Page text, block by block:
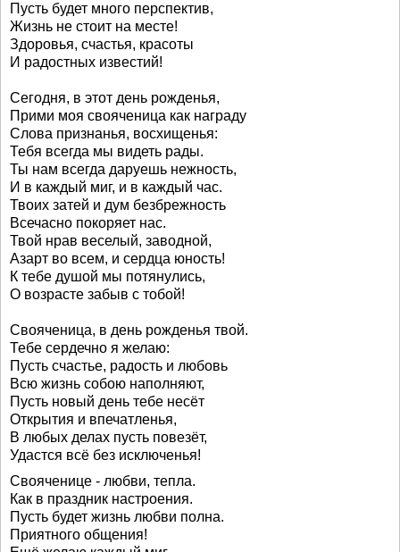
Пусть будет много перспектив,
Жизнь не стоит на месте!
Здоровья, счастья, красоты
И радостных известий!
Сегодня, в этот день рожденья,
Прими моя свояченица как награду
Слова признанья, восхищенья:
Тебя всегда мы видеть рады.
Ты нам всегда даруешь нежность,
И в каждый миг, и в каждый час.
Твоих затей и дум безбрежность
Всечасно покоряет нас.
Твой нрав веселый, заводной,
Азарт во всем, и сердца юность!
К тебе душой мы потянулись,
О возрасте забыв с тобой!
Свояченица, в день рожденья твой.
Тебе сердечно я желаю:
Пусть счастье, радость и любовь
Всю жизнь собою наполняют,
Пусть новый день тебе несёт
Открытия и впечатленья,
В любых делах пусть повезёт,
Удастся всё без исключенья!
Свояченице - любви, тепла.
Как в праздник настроения.
Пусть будет жизнь любви полна.
Приятного общения!